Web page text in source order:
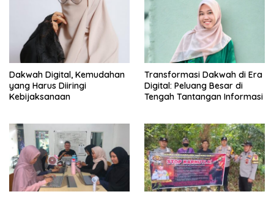
Dakwah Digital, Kemudahan
yang Harus Diiringi
Kebijaksanaan
Transformasi Dakwah di Era
Digital: Peluang Besar di
Tengah Tantangan Informasi